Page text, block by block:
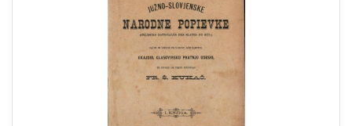
Zagreb na pragu modernog doba